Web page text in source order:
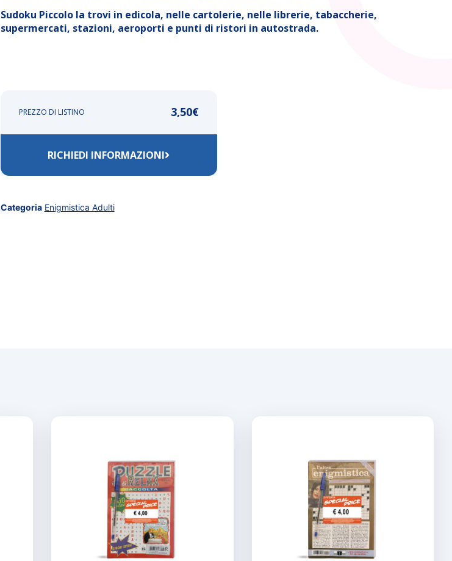
Sudoku Piccolo la trovi in edicola, nelle cartolerie, nelle librerie, tabaccherie,
supermercati, stazioni, aeroporti e punti di ristori in autostrada.
PREZZO DI LISTINO 3,50€
RICHIEDI INFORMAZIONI
Categoria Enigmistica Adulti